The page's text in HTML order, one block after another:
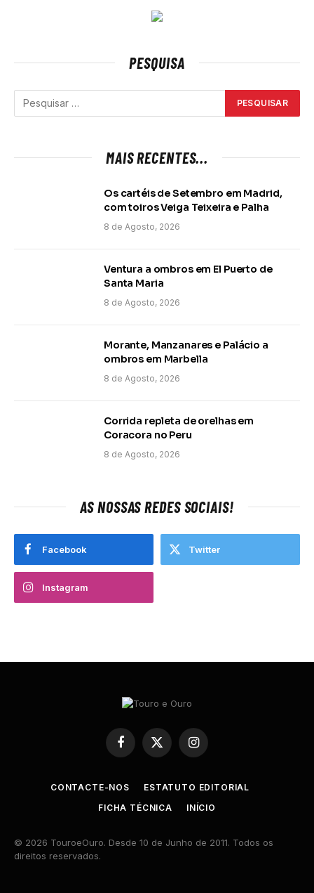
PESQUISA
MAIS RECENTES...
Os cartéis de Setembro em Madrid,
com toiros Veiga Teixeira e Palha
8 de Agosto, 2026
Ventura a ombros em El Puerto de
Santa Maria
8 de Agosto, 2026
Morante, Manzanares e Palácio a
ombros em Marbella
8 de Agosto, 2026
Corrida repleta de orelhas em
Coracora no Peru
8 de Agosto, 2026
AS NOSSAS REDES SOCIAIS!
Facebook Twitter
Instagram
Facebook
X
(Twitter)
Instagram
CONTACTE-NOS
ESTATUTO EDITORIAL
FICHA TÉCNICA
INÍCIO
© 2026 TouroeOuro. Desde 10 de Junho de 2011. Todos os
direitos reservados.